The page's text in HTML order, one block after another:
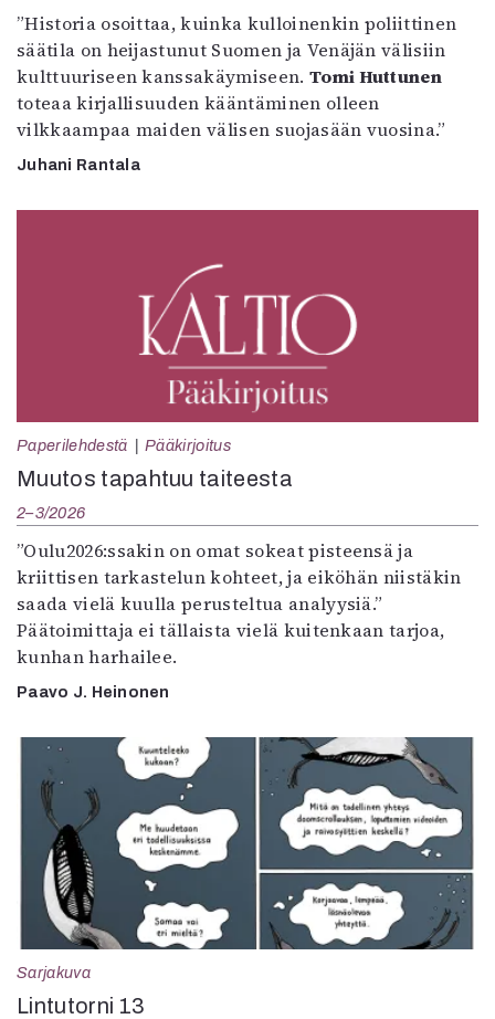
”Historia osoittaa, kuinka kulloinenkin poliittinen
säätila on heijastunut Suomen ja Venäjän välisiin
kulttuuriseen kanssakäymiseen. Tomi Huttunen
toteaa kirjallisuuden kääntäminen olleen
vilkkaampaa maiden välisen suojasään vuosina.”
Juhani Rantala
Paperilehdestä Pääkirjoitus
Muutos tapahtuu taiteesta
2–3/2026
”Oulu2026:ssakin on omat sokeat pisteensä ja
kriittisen tarkastelun kohteet, ja eiköhän niistäkin
saada vielä kuulla perusteltua analyysiä.”
Päätoimittaja ei tällaista vielä kuitenkaan tarjoa,
kunhan harhailee.
Paavo J. Heinonen
Sarjakuva
Lintutorni 13